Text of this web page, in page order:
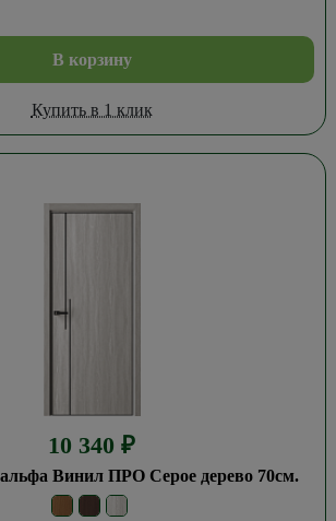
В корзину
Купить в 1 клик
10 340 ₽
Винил ПРО Серое дерево 70см.